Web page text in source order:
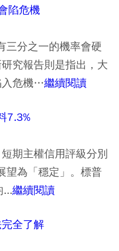
陷危機
三分之一的機率會硬
究報告則是指出，大
入危機…繼續閱讀
7.3%
期主權信用評級分別
望為「穩定」。標普
...繼續閱讀
全了解